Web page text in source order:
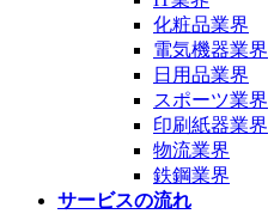
化粧品業界
電気機器業界
日用品業界
スポーツ業界
印刷紙器業界
物流業界
鉄鋼業界
サービスの流れ